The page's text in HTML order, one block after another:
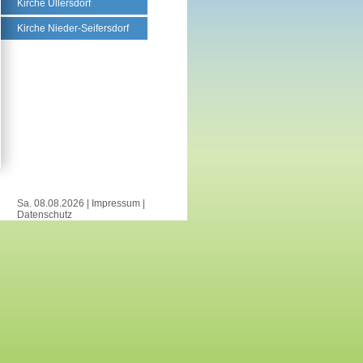
Kirche Ullersdorf
Kirche Nieder-Seifersdorf
Sa. 08.08.2026 | Impressum
Datenschutz